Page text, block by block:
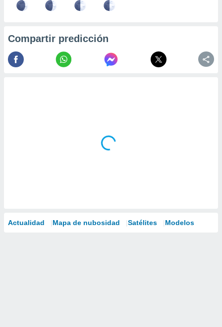
Compartir predicción
Actualidad Mapa de nubosidad Satélites Modelos